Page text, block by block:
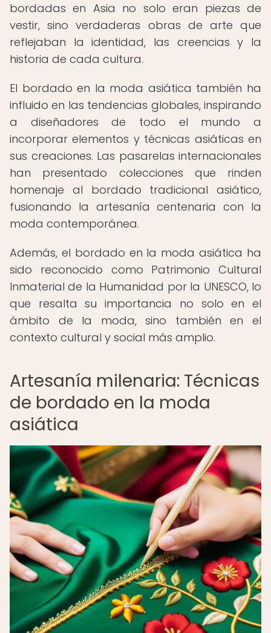
bordadas en Asia no solo eran piezas de
vestir, sino verdaderas obras de arte que
reflejaban la identidad, las creencias y la
historia de cada cultura.
El bordado en la moda asiática también ha
influido en las tendencias globales, inspirando
a diseñadores de todo el mundo a
incorporar elementos y técnicas asiáticas en
sus creaciones. Las pasarelas internacionales
han presentado colecciones que rinden
homenaje al bordado tradicional asiático,
fusionando la artesanía centenaria con la
moda contemporánea.
Además, el bordado en la moda asiática ha
sido reconocido como Patrimonio Cultural
Inmaterial de la Humanidad por la UNESCO, lo
que resalta su importancia no solo en el
ámbito de la moda, sino también en el
contexto cultural y social más amplio.
Artesanía milenaria: Técnicas
de bordado en la moda
asiática